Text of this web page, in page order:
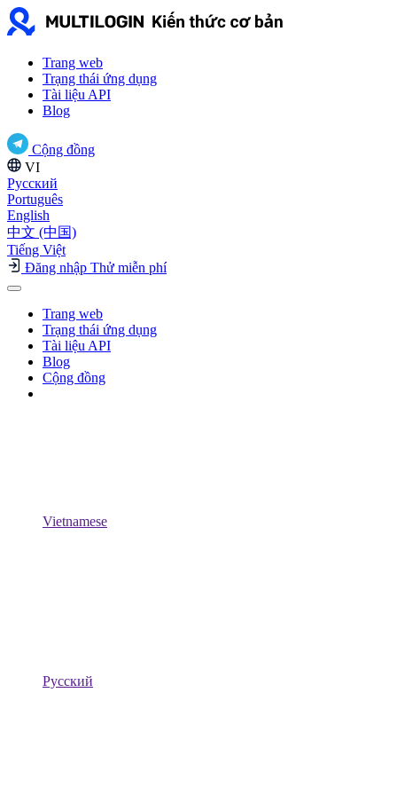
Trang web
Trạng thái ứng dụng
Tài liệu API
Blog
Cộng đồng
VI
Русский
Português
English
中文 (中国)
Tiếng Việt
Đăng nhập Thử miễn phí
Trang web
Trạng thái ứng dụng
Tài liệu API
Blog
Cộng đồng
Vietnamese
Русский